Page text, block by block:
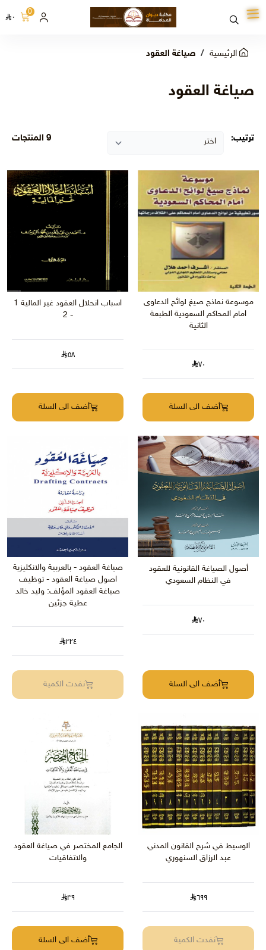
0
٠
الرئيسية صياغة العقود
صياغة العقود
ترتيب: 9 المنتجات
موسوعة نماذج صيغ لوائح الدعاوى
امام المحاكم السعودية الطبعة
الثانية
٧٠
أضف الى السلة
اسباب انحلال العقود غير المالية 1
- 2
٥٨
أضف الى السلة
أصول الصياغة القانونية للعقود
في النظام السعودي
٧٠
أضف الى السلة
صياغة العقود - بالعربية والانكليزية
اصول صياغة العقود - توظيف
صياغة العقود المؤلف: وليد خالد
عطية جزئين
٢٢٤
نفدت الكمية
الوسيط في شرح القانون المدني
عبد الرزاق السنهوري
٦٩٩
نفدت الكمية
الجامع المختصر في صياغة العقود
والاتفاقيات
٣٩
أضف الى السلة